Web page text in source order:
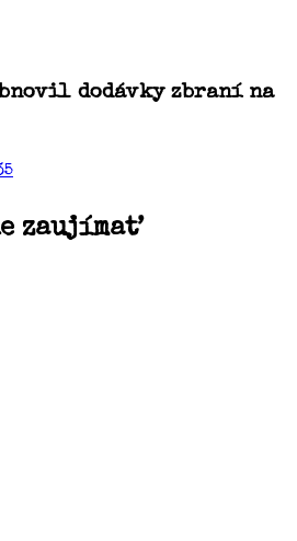
dodávky zbraní na
zaujímať